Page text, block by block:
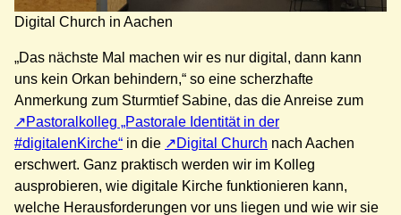
Digital Church in Aachen
„Das nächste Mal machen wir es nur digital, dann kann
uns kein Orkan behindern,“ so eine scherzhafte
Anmerkung zum Sturmtief Sabine, das die Anreise zum
Pastoralkolleg „Pastorale Identität in der
#digitalenKirche“ in die Digital Church nach Aachen
erschwert. Ganz praktisch werden wir im Kolleg
ausprobieren, wie digitale Kirche funktionieren kann,
welche Herausforderungen vor uns liegen und wie wir sie